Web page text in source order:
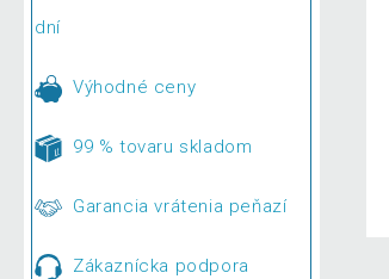
dní
Výhodné ceny
99 % tovaru skladom
Garancia vrátenia peňazí
Zákaznícka podpora